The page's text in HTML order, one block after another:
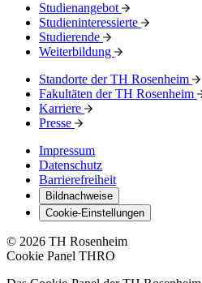
Studienangebot
Studieninteressierte
Studierende
Weiterbildung
Standorte der TH Rosenheim
Fakultäten der TH Rosenheim
Karriere
Presse
Impressum
Datenschutz
Barrierefreiheit
Bildnachweise
Cookie-Einstellungen
© 2026 TH Rosenheim
Cookie Panel THRO